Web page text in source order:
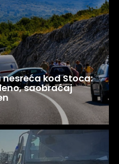
kod Stoca:
saobraćaj